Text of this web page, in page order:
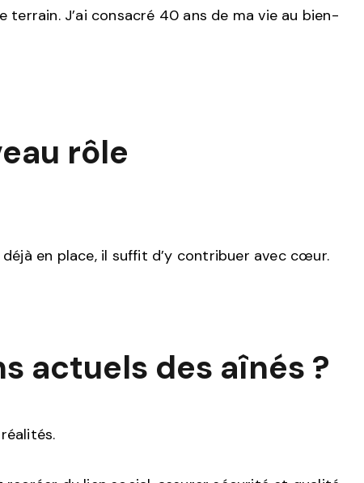
J’ai consacré 40 ans de ma vie au bien-
rôle
en place, il suffit d’y contribuer avec cœur.
actuels des aînés ?